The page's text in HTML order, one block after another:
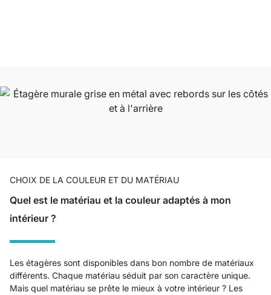
CHOIX DE LA COULEUR ET DU MATÉRIAU
Quel est le matériau et la couleur adaptés à mon
intérieur ?
Les étagères sont disponibles dans bon nombre de matériaux
différents. Chaque matériau séduit par son caractère unique.
Mais quel matériau se prête le mieux à votre intérieur ? Les